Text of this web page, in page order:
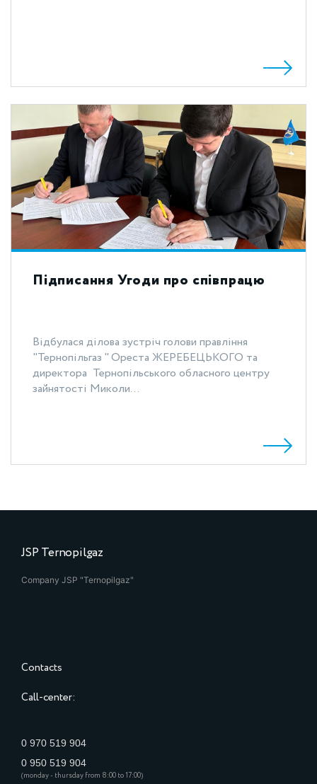
Підписання Угоди про співпрацю
Відбулася ділова зустріч голови правління
"Тернопільгаз " Ореста ЖЕРЕБЕЦЬКОГО та
директора Тернопільського обласного центру
зайнятості Миколи...
JSP Ternopilgaz
Company JSP "Ternopilgaz"
Contacts
Call-center:
0 970 519 904
0 950 519 904
(monday - thursday from 8:00 to 17:00)